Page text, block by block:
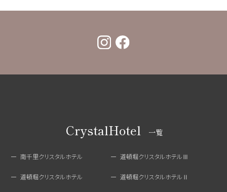
CrystalHotel 一覧
南千里クリスタルホテル 道頓堀クリスタルホテルⅢ
道頓堀クリスタルホテル 道頓堀クリスタルホテルⅡ